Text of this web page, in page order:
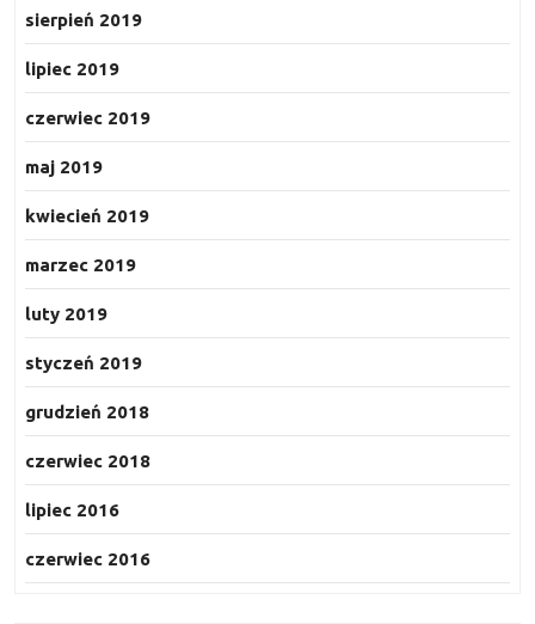
sierpień 2019
lipiec 2019
czerwiec 2019
maj 2019
kwiecień 2019
marzec 2019
luty 2019
styczeń 2019
grudzień 2018
czerwiec 2018
lipiec 2016
czerwiec 2016